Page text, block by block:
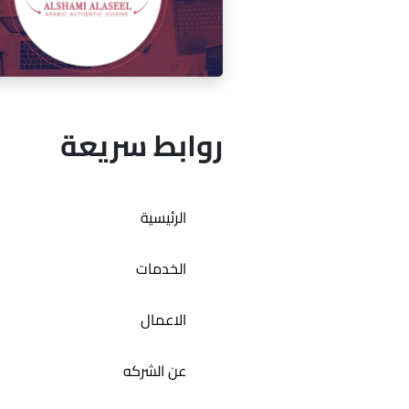
إدارة السوشيال ميديا لمقهى
إدارة السوشيال ميديا لمطعم
روابط سريعة
الرئيسية
الخدمات
الاعمال
عن الشركه